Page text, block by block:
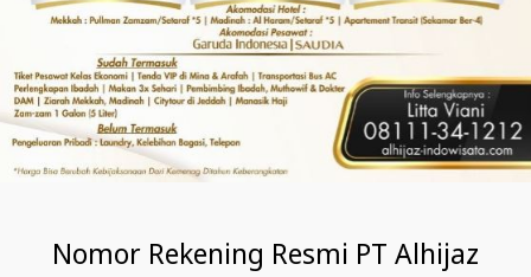
Nomor Rekening Resmi PT Alhijaz